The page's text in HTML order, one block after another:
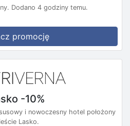
Dodano 4 godziny temu.
promocję
-10%
i nowoczesny hotel położony
Lasko.